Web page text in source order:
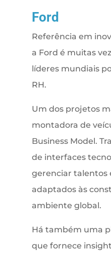
Ford
Referência em
a Ford é muitas
líderes mundiais
RH.
Um dos projetos
montadora de
Business Model.
de interfaces
gerenciar talentos
adaptados às
ambiente global.
Há também uma
que fornece